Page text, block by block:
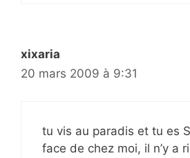
xixaria
20 mars 2009 à 9:31
tu vis au paradis et tu es
face de chez moi, il n’y a